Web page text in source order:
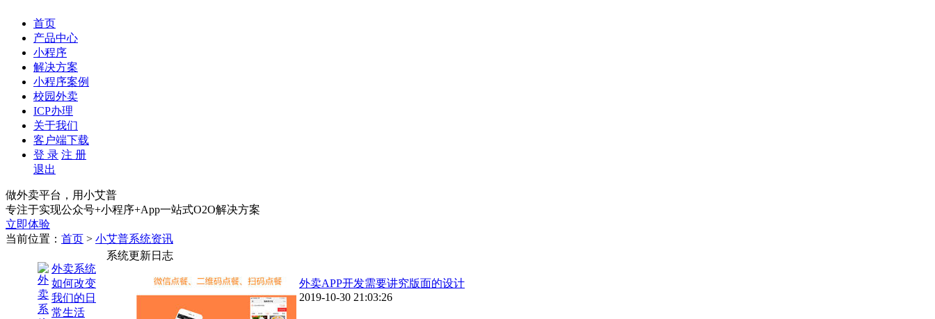
首页
产品中心
小程序
解决方案
小程序案例
校园外卖
ICP办理
关于我们
客户端下载
登 录 注 册
退出
做外卖平台，用小艾普
专注于实现公众号+小程序+App一站式O2O解决方案
立即体验
当前位置： 首页 > 小艾普系统资讯
外卖系统
如何改变
我们的日
常生活
系统更新日志
外卖APP开发需要讲究版面的设计
2019-10-30 21:03:26